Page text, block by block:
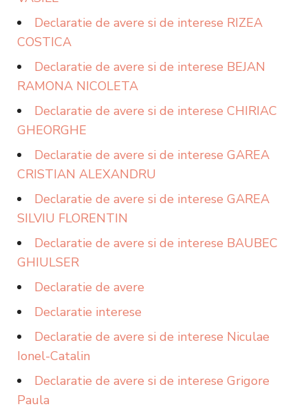
Declaratie de avere si de interese RIZEA
COSTICA
Declaratie de avere si de interese BEJAN
RAMONA NICOLETA
Declaratie de avere si de interese CHIRIAC
GHEORGHE
Declaratie de avere si de interese GAREA
CRISTIAN ALEXANDRU
Declaratie de avere si de interese GAREA
SILVIU FLORENTIN
Declaratie de avere si de interese BAUBEC
GHIULSER
Declaratie de avere
Declaratie interese
Declaratie de avere si de interese Niculae
Ionel-Catalin
Declaratie de avere si de interese Grigore
Paula